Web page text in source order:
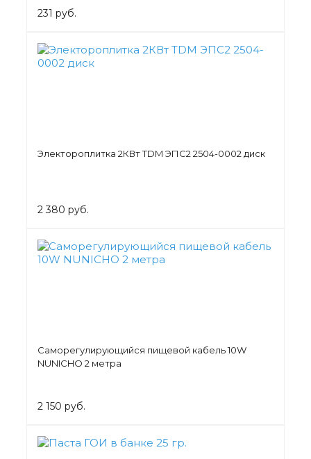
231 руб.
Электороплитка 2КВт TDM ЭПС2 2504-0002 диск
2 380 руб.
Саморегулирующийся пищевой кабель 10W
NUNICHO 2 метра
2 150 руб.